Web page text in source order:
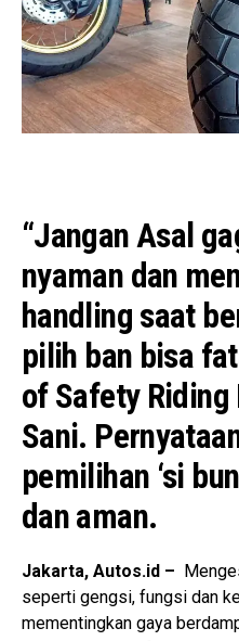
“Jangan Asal
nyaman dan
handling saat
pilih ban bisa
of Safety
Sani.
pemilihan ‘si
dan aman.
Jakarta, Autos.id –
seperti gengsi, fungsi dan
mementingkan gaya